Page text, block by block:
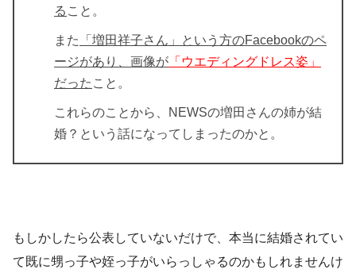
る こと。
また
「増田祥子さん」という方のFacebookのペ
ージがあり、画像が 「ウエディングドレス姿」
だった こと。
これらのことから、NEWSの増田さんの姉が結
婚？という話になってしまったのかと。
もしかしたら公表していないだけで、本当に結婚されてい
て既に甥っ子や姪っ子がいらっしゃるのかもしれませんけ